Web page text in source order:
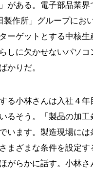
がある。電子部品業
製作所」グループにお
ーゲットとする中核
しに欠かせないパソ
かりだ。
る小林さんは入社４
るそう。「製品の加
います。製造現場に
まざまな条件を設定
がらかに話す。小林